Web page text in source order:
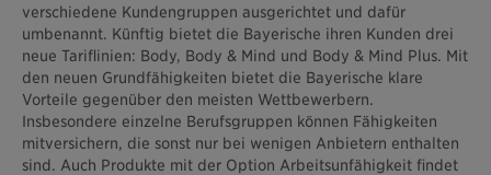
verschiedene Kundengruppen ausgerichtet und dafür
umbenannt. Künftig bietet die Bayerische ihren Kunden drei
neue Tariflinien: Body, Body & Mind und Body & Mind Plus. Mit
den neuen Grundfähigkeiten bietet die Bayerische klare
Vorteile gegenüber den meisten Wettbewerbern.
Insbesondere einzelne Berufsgruppen können Fähigkeiten
mitversichern, die sonst nur bei wenigen Anbietern enthalten
sind. Auch Produkte mit der Option Arbeitsunfähigkeit findet